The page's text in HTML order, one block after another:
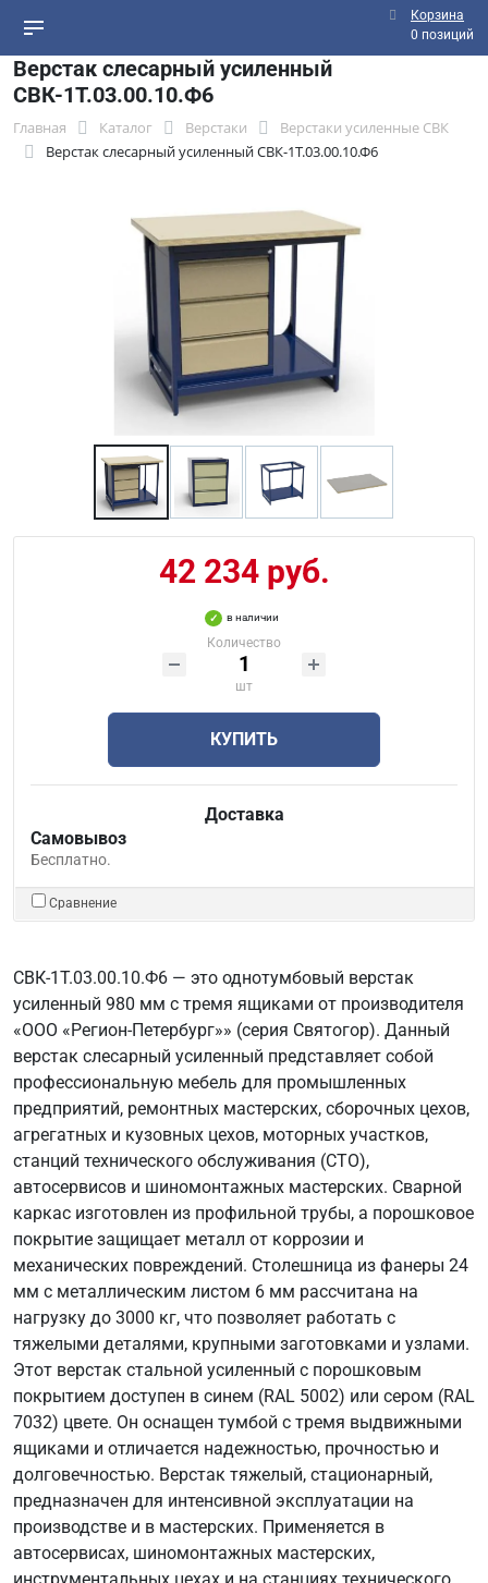
Корзина
0 позиций
Верстак слесарный усиленный
СВК-1Т.03.00.10.Ф6
Главная Каталог Верстаки
Верстаки усиленные СВК
Верстак слесарный усиленный СВК-1Т.03.00.10.Ф6
42 234 руб.
в наличии
Количество
шт
КУПИТЬ
Доставка
Самовывоз
Бесплатно.
Сравнение
СВК-1Т.03.00.10.Ф6 — это однотумбовый верстак
усиленный 980 мм с тремя ящиками от производителя
«ООО «Регион-Петербург»» (серия Святогор). Данный
верстак слесарный усиленный представляет собой
профессиональную мебель для промышленных
предприятий, ремонтных мастерских, сборочных цехов,
агрегатных и кузовных цехов, моторных участков,
станций технического обслуживания (СТО),
автосервисов и шиномонтажных мастерских. Сварной
каркас изготовлен из профильной трубы, а порошковое
покрытие защищает металл от коррозии и
механических повреждений. Столешница из фанеры 24
мм с металлическим листом 6 мм рассчитана на
нагрузку до 3000 кг, что позволяет работать с
тяжелыми деталями, крупными заготовками и узлами.
Этот верстак стальной усиленный с порошковым
покрытием доступен в синем (RAL 5002) или сером (RAL
7032) цвете. Он оснащен тумбой с тремя выдвижными
ящиками и отличается надежностью, прочностью и
долговечностью. Верстак тяжелый, стационарный,
предназначен для интенсивной эксплуатации на
производстве и в мастерских. Применяется в
автосервисах, шиномонтажных мастерских,
инструментальных цехах и на станциях технического